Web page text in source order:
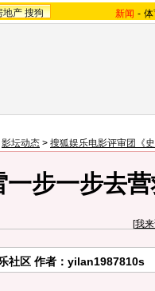
地产 搜狗 新闻 -
影坛动态 > 搜狐娱乐电影评审团《
步一步去
[我
社区 作者：yilan1987810s